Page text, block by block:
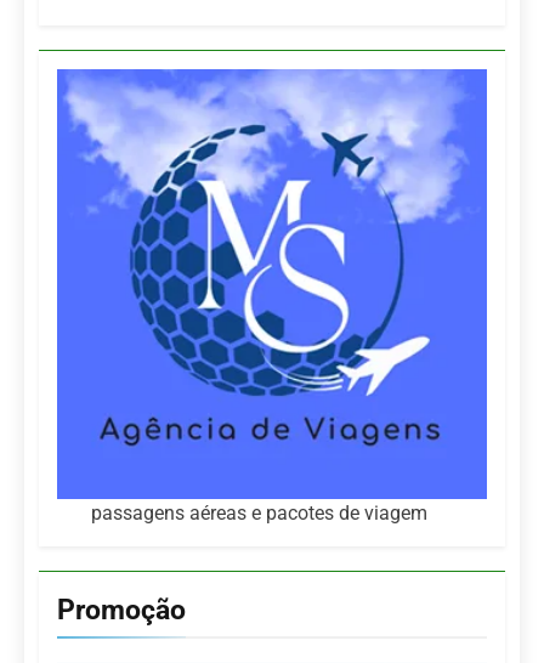
passagens aéreas e pacotes de viagem
Promoção